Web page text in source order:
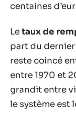
centaines
Letaux de
part du
reste coincé
entre 1970 et
grandit entre
le système est